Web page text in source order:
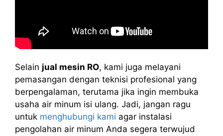
Selain jual mesin RO, kami juga melayani
pemasangan dengan teknisi profesional yang
berpengalaman, terutama jika ingin membuka
usaha air minum isi ulang. Jadi, jangan ragu
untuk menghubungi kami agar instalasi
pengolahan air minum Anda segera terwujud